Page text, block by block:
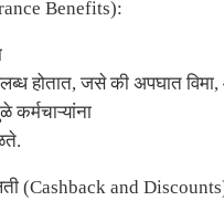
Benefits):
होतात,जसे की अपघात विमा,
कर्मचाऱ्यांना
(Cashback and